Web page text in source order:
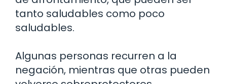
tanto saludables como poco
saludables.
Algunas personas recurren a la
negación, mientras que otras pueden